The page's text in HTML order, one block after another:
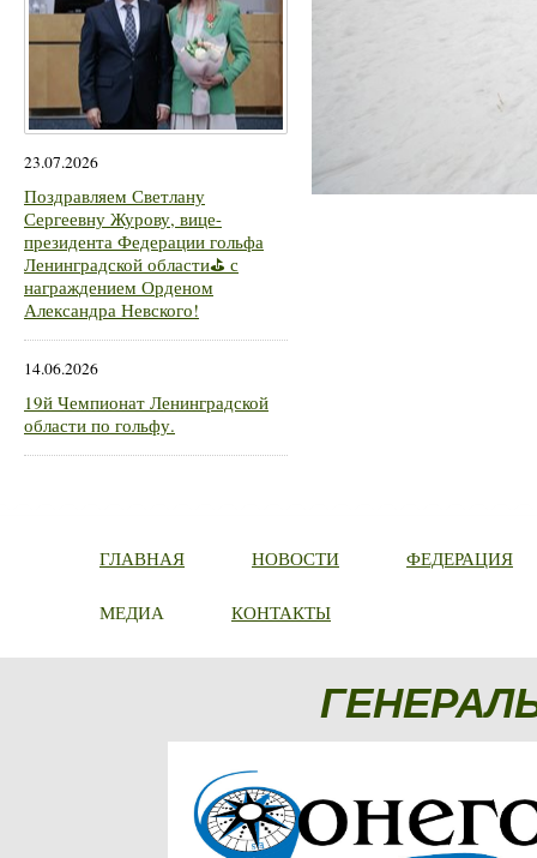
23.07.2026
Поздравляем Светлану
Сергеевну Журову, вице-
президента Федерации гольфа
Ленинградской области⛳ с
награждением Орденом
Александра Невского!
14.06.2026
19й Чемпионат Ленинградской
области по гольфу.
ГЛАВНАЯ НОВОСТИ ФЕДЕРАЦИЯ
МЕДИА КОНТАКТЫ